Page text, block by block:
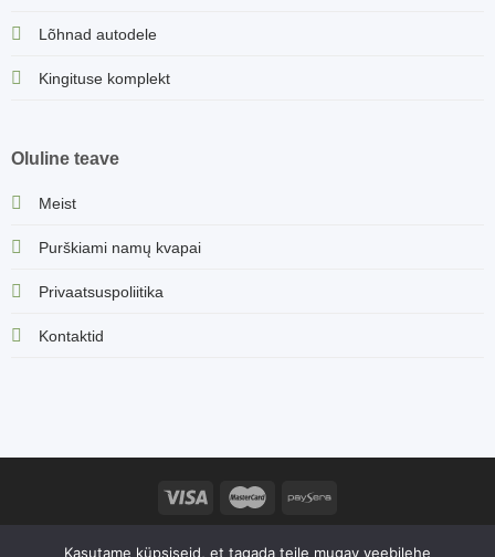
Lõhnad autodele
Kingituse komplekt
Oluline teave
Meist
Purškiami namų kvapai
Privaatsuspoliitika
Kontaktid
Kasutame küpsiseid, et tagada teile mugav veebilehe